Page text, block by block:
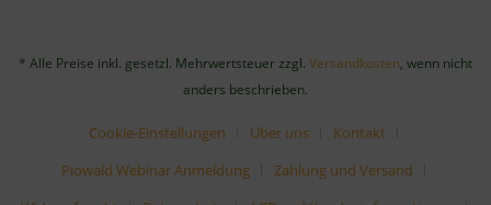
* Alle Preise inkl. gesetzl. Mehrwertsteuer zzgl. Versandkosten, wenn nicht
anders beschrieben.
Cookie-Einstellungen Über uns
Kontakt
Piowald Webinar Anmeldung
Zahlung und Versand